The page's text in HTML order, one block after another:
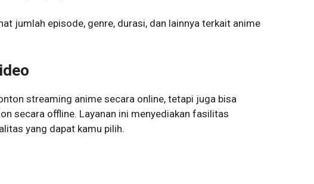
jumlah episode, genre, durasi, dan lainnya terkait anime
streaming anime secara online, tetapi juga bisa
secara offline. Layanan ini menyediakan fasilitas
yang dapat kamu pilih.